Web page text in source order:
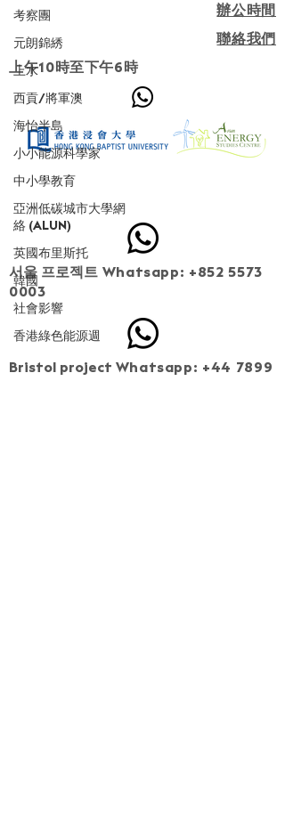
考察團
元朗錦綉
上水
西貢/將軍澳
海怡半島
小小能源科學家
中小學教育
亞洲低碳城市大學網
絡 (ALUN)
英國布里斯托
韓國
社會影響
香港綠色能源週
辦公時間
聯絡我們
上午10時至下午6時
成為第二階段住戶 (已截止報名)
서울 프로젝트 Whatsapp: +852 5573
0003
Bristol project Whatsapp: +44 7899